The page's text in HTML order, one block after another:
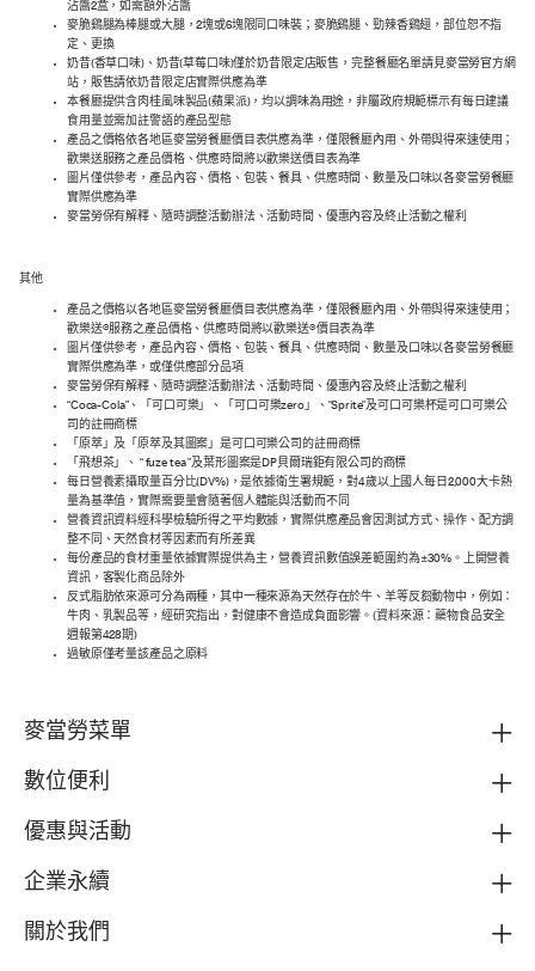
沾醬2盒，如需額外沾醬
麥脆鷄腿為棒腿或大腿，2塊或6塊限同口味裝；麥脆鷄腿、勁辣香鷄翅，部位恕不指
定、更換
奶昔(香草口味)、奶昔(草莓口味)僅於奶昔限定店販售，完整餐廳名單請見麥當勞官方網
站，販售請依奶昔限定店實際供應為準
本餐廳提供含肉桂風味製品(蘋果派)，均以調味為用途，非屬政府規範標示有每日建議
食用量並需加註警語的產品型態
產品之價格依各地區麥當勞餐廳價目表供應為準，僅限餐廳內用、外帶與得來速使用；
歡樂送服務之產品價格、供應時間將以歡樂送價目表為準
圖片僅供參考，產品內容、價格、包裝、餐具、供應時間、數量及口味以各麥當勞餐廳
實際供應為準
麥當勞保有解釋、隨時調整活動辦法、活動時間、優惠內容及終止活動之權利
其他
產品之價格以各地區麥當勞餐廳價目表供應為準，僅限餐廳內用、外帶與得來速使用；
歡樂送®服務之產品價格、供應時間將以歡樂送®價目表為準
圖片僅供參考，產品內容、價格、包裝、餐具、供應時間、數量及口味以各麥當勞餐廳
實際供應為準，或僅供應部分品項
麥當勞保有解釋、隨時調整活動辦法、活動時間、優惠內容及終止活動之權利
“Coca-Cola”、「可口可樂」、「可口可樂zero」、“Sprite”及可口可樂杯是可口可樂公
司的註冊商標
「原萃」及「原萃及其圖案」是可口可樂公司的註冊商標
「飛想茶」、 “ fuze tea ”及葉形圖案是DP貝爾瑞鉅有限公司的商標
每日營養素攝取量百分比(DV%)，是依據衛生署規範，對4歲以上國人每日2,000大卡熱
量為基準值，實際需要量會隨著個人體能與活動而不同
營養資訊資料經科學檢驗所得之平均數據，實際供應產品會因測試方式、操作、配方調
整不同、天然食材等因素而有所差異
每份產品的食材重量依據實際提供為主，營養資訊數值誤差範圍約為±30%。上開營養
資訊，客製化商品除外
反式脂肪依來源可分為兩種，其中一種來源為天然存在於牛、羊等反芻動物中，例如：
牛肉、乳製品等，經研究指出，對健康不會造成負面影響。(資料來源：藥物食品安全
週報第428期)
過敏原僅考量該產品之原料
麥當勞菜單
數位便利
優惠與活動
企業永續
關於我們